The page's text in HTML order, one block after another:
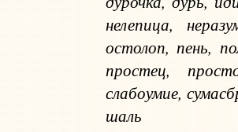
нелепица,
остолоп, пень,
простец,
слабоумие,
шаль